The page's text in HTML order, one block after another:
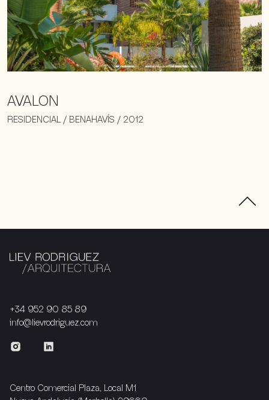
AVALON
RESIDENCIAL / BENAHAVÍS / 2012
+34 952 90 85 89
info@lievrodriguez.com
Centro Comercial Plaza, Local M1